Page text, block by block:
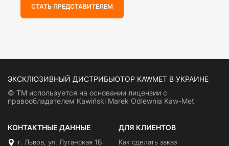
СТАТЬ ПРЕДСТАВИТЕЛЕМ
ЭКСКЛЮЗИВНЫЙ ДИСТРИБЬЮТОР KAWMET В УКРАИНЕ
© ТМ используется на основании лицензии с
правообладателем Kawiński Marek Odlewnia Kaw-Met
КОНТАКТНЫЕ ДАННЫЕ
г. Львов, ул. Луганская 1Б
ДЛЯ КЛИЕНТОВ
Как сделать заказ